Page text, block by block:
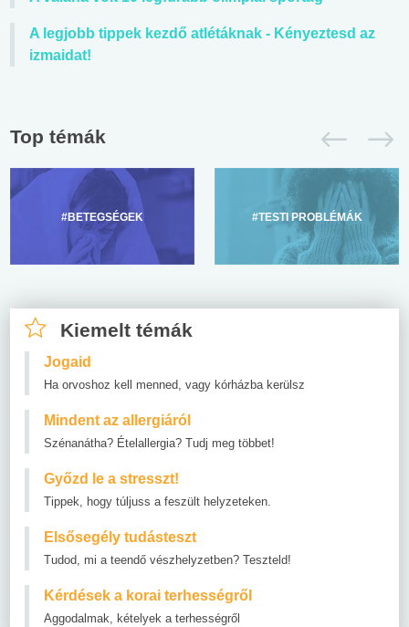
A legjobb tippek kezdő atlétáknak - Kényeztesd az
izmaidat!
Top témák
#BETEGSÉGEK #TESTI PROBLÉMÁK
Kiemelt témák
Jogaid
Ha orvoshoz kell menned, vagy kórházba kerülsz
Mindent az allergiáról
Szénanátha? Ételallergia? Tudj meg többet!
Győzd le a stresszt!
Tippek, hogy túljuss a feszült helyzeteken.
Elsősegély tudásteszt
Tudod, mi a teendő vészhelyzetben? Teszteld!
Kérdések a korai terhességről
Aggodalmak, kételyek a terhességről